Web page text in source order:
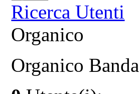
Ricerca Utenti
Organico
Organico Banda